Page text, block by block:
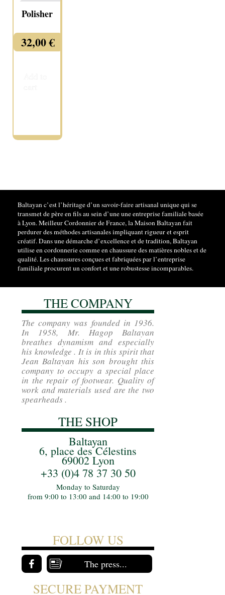
Polisher
32,00 €
Baltayan c’est l’héritage d’un savoir-faire artisanal unique qui se
transmet de père en fils au sein d’une une entreprise familiale basée
à Lyon. Meilleur Cordonnier de France, la Maison Baltayan fait
perdurer des méthodes artisanales impliquant rigueur et esprit
créatif. Dans une démarche d’excellence et de tradition, Baltayan
utilise en cordonnerie comme en chaussure des matières nobles et de
qualité. Les chaussures conçues et fabriquées par l’entreprise
familiale procurent un confort et une robustesse incomparables.
THE COMPANY
The company was founded in 1936.
In 1958, Mr. Hagop Baltayan
breathes dynamism and especially
his knowledge . It is in this spirit that
Jean Baltayan his son brought this
company to occupy a special place
in the repair of footwear. Quality of
work and materials used are the two
spearheads .
THE SHOP
Baltayan
6, place des Célestins
69002 Lyon
+33 (0)4 78 37 30 50
Monday to Saturday
from 9:00 to 13:00 and 14:00 to 19:00
FOLLOW US
The press...
SECURE PAYMENT